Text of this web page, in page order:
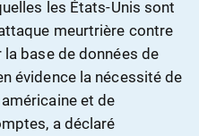
les États-Unis sont
meurtrière contre
la base de données de
évidence la nécessité de
et de
a déclaré